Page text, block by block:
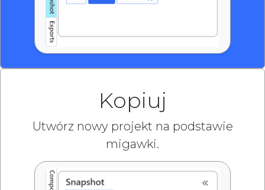
Kopiuj
Utwórz nowy projekt na podstawie
migawki.